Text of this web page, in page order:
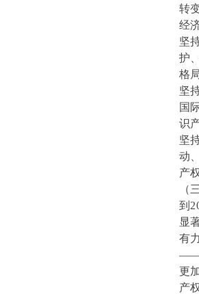
转
经
坚
护
格
坚
国
识
坚
动
产
（
到
显
有
——
更
产